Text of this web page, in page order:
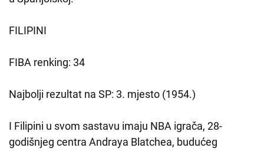
FILIPINI
FIBA renking: 34
Najbolji rezultat na SP: 3. mjesto (1954.)
I Filipini u svom sastavu imaju NBA igrača, 28-
godišnjeg centra Andraya Blatchea, budućeg